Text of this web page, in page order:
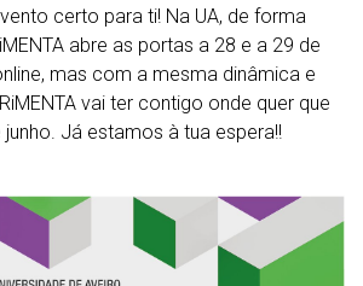
certo para ti! Na UA, de forma
abre as portas a 28 e a 29 de
mas com a mesma dinâmica e
vai ter contigo onde quer que
Já estamos à tua espera!!